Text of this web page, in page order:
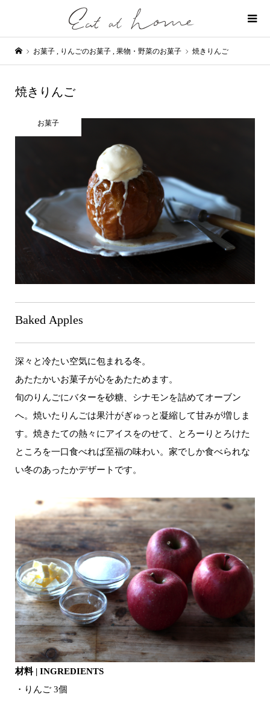
お菓子 , りんごのお菓子 , 果物・野菜のお菓子 焼きりんご
焼きりんご
お菓子
Baked Apples
深々と冷たい空気に包まれる冬。
あたたかいお菓子が心をあたためます。
旬のりんごにバターを砂糖、シナモンを詰めてオーブン
へ。焼いたりんごは果汁がぎゅっと凝縮して甘みが増しま
す。焼きたての熱々にアイスをのせて、とろーりとろけた
ところを一口食べれば至福の味わい。家でしか食べられな
い冬のあったかデザートです。
材料 | INGREDIENTS
・りんご 3個